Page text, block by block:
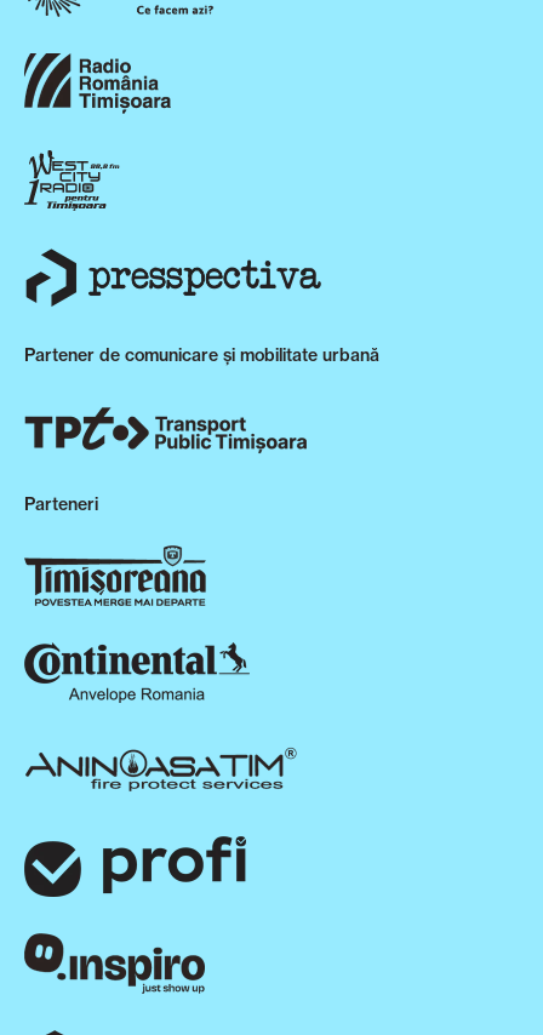
Partener de comunicare și mobilitate urbană
Parteneri